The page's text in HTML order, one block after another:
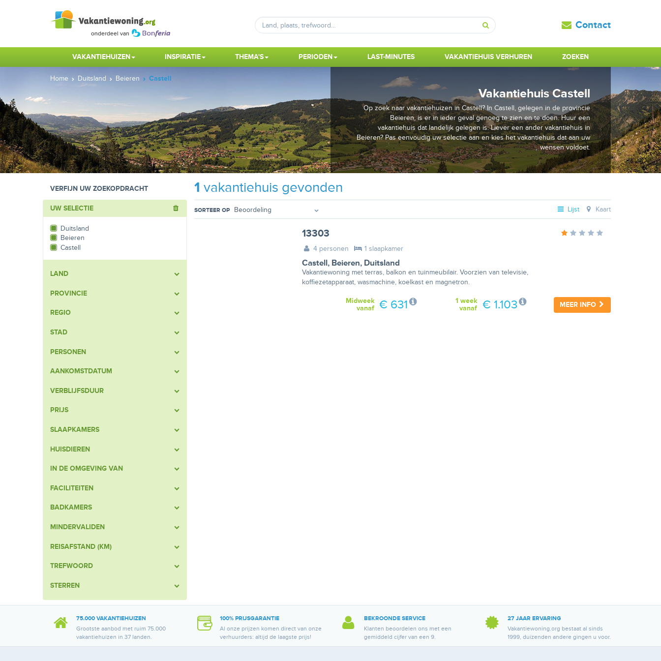
Zoeken
Contact
VAKANTIEHUIZEN INSPIRATIE THEMA'S PERIODEN LAST-MINUTES VAKANTIEHUIS VERHUREN ZOEKEN
Home Duitsland Beieren Castell
Vakantiehuis Castell
Op zoek naar vakantiehuizen in Castell? In Castell, gelegen in de provincie
Beieren, is er in ieder geval genoeg te zien en te doen. Huur een
vakantiehuis dat landelijk gelegen is. Liever een ander vakantiehuis in
Beieren? Pas eenvoudig uw selectie aan en kies het vakantiehuis dat aan uw
wensen voldoet.
VERFIJN UW ZOEKOPDRACHT 1 vakantiehuis gevonden
UW SELECTIE
Duitsland
Beieren
Castell
LAND
PROVINCIE
REGIO
STAD
PERSONEN
AANKOMSTDATUM
VERBLIJFSDUUR
PRIJS
SLAAPKAMERS
HUISDIEREN
IN DE OMGEVING VAN
FACILITEITEN
BADKAMERS
MINDERVALIDEN
REISAFSTAND (KM)
TREFWOORD
STERREN
SORTEER OP Lijst Kaart
13303
4 personen 1 slaapkamer
Castell, Beieren, Duitsland
Vakantiewoning met terras, balkon en tuinmeubilair. Voorzien van televisie,
koffiezetapparaat, wasmachine, koelkast en magnetron.
MEER INFO
1 week
vanaf
€ 1.103
Midweek
vanaf
€ 631
75.000 VAKANTIEHUIZEN
Grootste aanbod met ruim 75.000
vakantiehuizen in 37 landen.
100% PRIJSGARANTIE
Al onze prijzen komen direct van onze
verhuurders: altijd de laagste prijs!
BEKROONDE SERVICE
Klanten beoordelen ons met een
gemiddeld cijfer van een 9.
27 JAAR ERVARING
Vakantiewoning.org bestaat al sinds
1999, duizenden andere gingen u voor.